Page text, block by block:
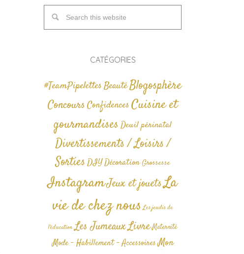
CATÉGORIES
#TeamPipelettesBeautéBlogosphère
ConcoursConfidences Cuisine et
gourmandises Deuil périnatal
Divertissements / Loisirs /
SortiesDIYDécoration Grossesse
InstagramJeux et jouetsLa
vie de chez nous Les jeudis de
l'éducation Les JumeauxLivre Maternité
Mode - Habillement - AccessoiresMon